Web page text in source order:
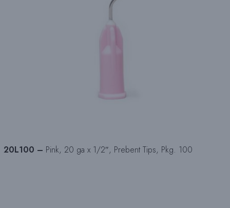
20L100 – Pink, 20 ga x 1/2″, Prebent Tips, Pkg. 100